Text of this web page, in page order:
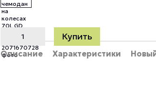
Купить
Описание Характеристики